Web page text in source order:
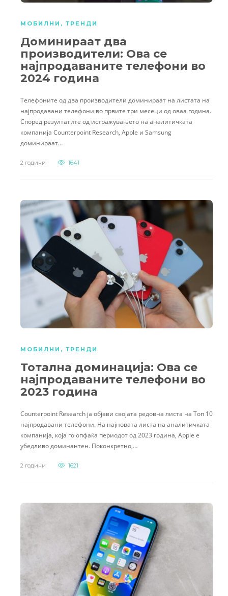
МОБИЛНИ , ТРЕНДИ
Доминираат два
производители: Ова се
најпродаваните телефони во
2024 година
Телефоните од два производители доминираат на листата на
најпродавани телефони во првите три месеци од оваа година.
Според резултатите од истражувањето на аналитичката
компанија Counterpoint Research, Apple и Samsung
доминираат…
2 години 1641
МОБИЛНИ , ТРЕНДИ
Тотална доминација: Ова се
најпродаваните телефони во
2023 година
Counterpoint Research ја објави својата редовна листа на Топ 10
најпродавани телефони. На најновата листа на аналитичката
компанија, која го опфаќа периодот од 2023 година, Apple е
убедливо доминантен. Поконкретно,…
2 години 1621